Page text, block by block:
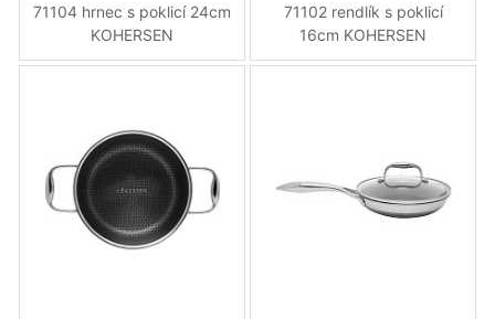
71104 hrnec s poklicí 24cm
KOHERSEN
71102 rendlík s poklicí
16cm KOHERSEN